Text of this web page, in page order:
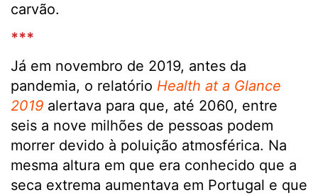
carvão.
***
Já em novembro de 2019, antes da
pandemia, o relatório Health at a Glance
2019 alertava para que, até 2060, entre
seis a nove milhões de pessoas podem
morrer devido à poluição atmosférica. Na
mesma altura em que era conhecido que a
seca extrema aumentava em Portugal e que